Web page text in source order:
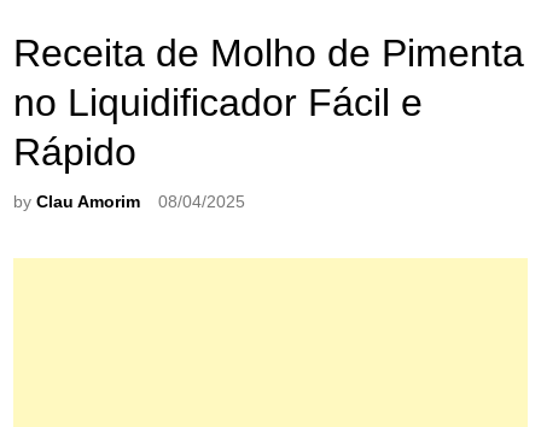
Receita de Molho de Pimenta
no Liquidificador Fácil e
Rápido
byClau Amorim 08/04/2025